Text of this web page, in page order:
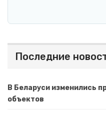
Последние
В Беларуси изменились
объектов